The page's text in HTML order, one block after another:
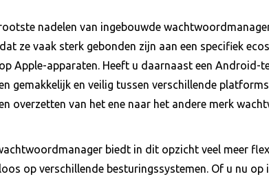
nadelen van ingebouwde
ze vaak sterk gebonden zijn aan een specifiek
Apple-apparaten. Heeft u daarnaast een
gemakkelijk en veilig tussen verschillende
overzetten van het ene naar het andere merk
biedt in dit opzicht veel meer
op verschillende besturingssystemen. Of u nu